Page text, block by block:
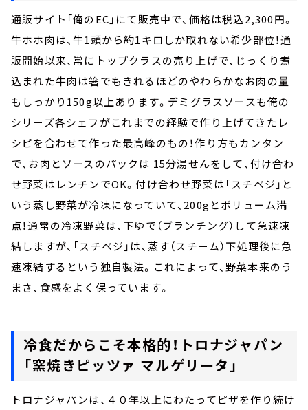
通販サイト「俺のEC」にて販売中で、価格は税込2,300円。
牛ホホ肉は、牛1頭から約1キロしか取れない希少部位！通
販開始以来、常にトップクラスの売り上げで、じっくり煮
込まれた牛肉は箸でもきれるほどのやわらかなお肉の量
もしっかり150g以上あります。デミグラスソースも俺の
シリーズ各シェフがこれまでの経験で作り上げてきたレ
シピを合わせて作った最高峰のもの！作り方もカンタン
で、お肉とソースのパックは 15分湯せんをして、付け合わ
せ野菜はレンチンでOK。付け合わせ野菜は「スチベジ」と
いう蒸し野菜が冷凍になっていて、200gとボリューム満
点！通常の冷凍野菜は、下ゆで（ブランチング）して急速凍
結しますが、「スチベジ」は、蒸す（スチーム）下処理後に急
速凍結するという独自製法。これによって、野菜本来のう
まさ、食感をよく保っています。
冷食だからこそ本格的！トロナジャパン
「窯焼きピッツァ マルゲリータ」
トロナジャパンは、４０年以上にわたってピザを作り続け